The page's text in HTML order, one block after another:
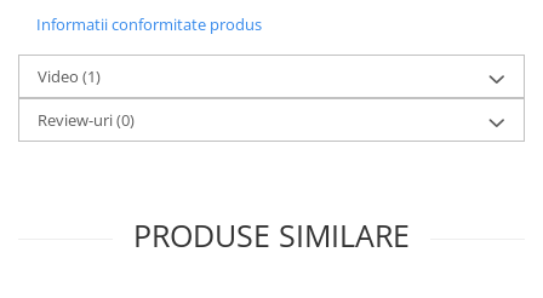
UNO-PS
Contactoare
Butoane si accesorii
Lampa multi LED
Direct-On-Line Starters
Informatii conformitate produs
Video (1)
Review-uri(0)
PRODUSE SIMILARE